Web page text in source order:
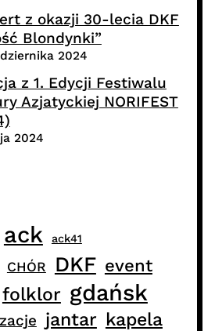
z okazji 30-lecia DKF
Blondynki”
2024
z 1. Edycji Festiwalu
Azjatyckiej NORIFEST
2024
ack ack41
CHÓR DKF event
folklor gdańsk
jantar kapela